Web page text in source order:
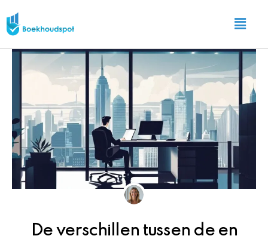
naar
de
Main
Menu
De verschillen tussen de en